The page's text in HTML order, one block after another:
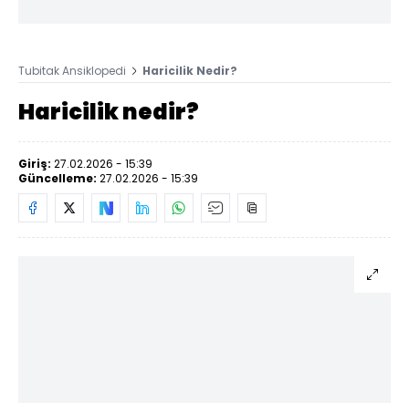
Tubitak Ansiklopedi Haricilik Nedir?
Haricilik nedir?
Giriş: 27.02.2026 - 15:39
Güncelleme: 27.02.2026 - 15:39